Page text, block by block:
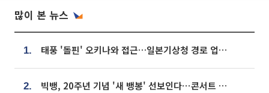
많이 본 뉴스
1. 태풍 '돌핀' 오키나와 접근…일본기상청 경로 업데이트
2. 빅뱅, 20주년 기념 '새 뱅봉' 선보인다⋯콘서트 앞두고 팝업 개최